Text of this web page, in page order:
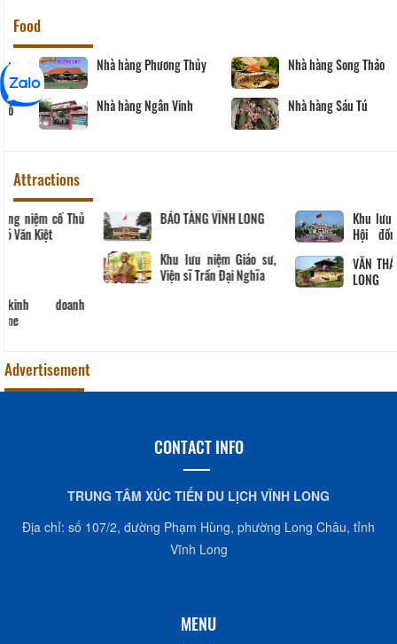
Food
Nhà hàng Phương Thủy Nhà hàng Song Thảo
Nhà hàng Ngân Vinh Nhà hàng Sáu Tú
Attractions
Khu tưởng niệm cố Thủ
tướng Võ Văn Kiệt
BẢO TÀNG VĨNH LONG
Khu lưu niệm Giáo sư,
Viện sĩ Trần Đại Nghĩa
Hộ kinh doanh
Advertisement
CONTACT INFO
TRUNG TÂM XÚC TIẾN DU LỊCH VĨNH LONG
Địa chỉ: số 107/2, đường Phạm Hùng, phường Long Châu, tỉnh
Vĩnh Long
MENU